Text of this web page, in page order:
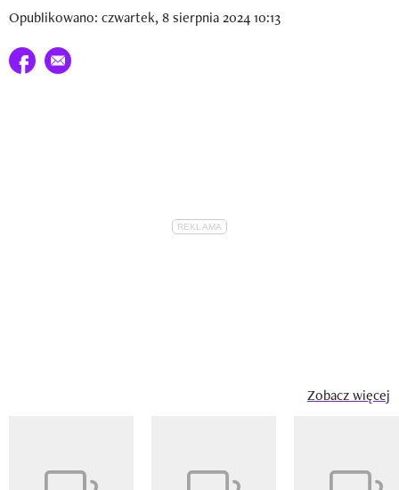
Opublikowano: czwartek, 8 sierpnia 2024 10:13
Udostępnij na facebook
E-mail do przyjaciela
Zobacz więcej